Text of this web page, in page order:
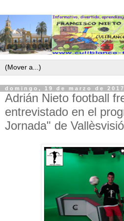
domingo, 19 de marzo de 2017
Adrián Nieto football
entrevistado en el
Jornada" de